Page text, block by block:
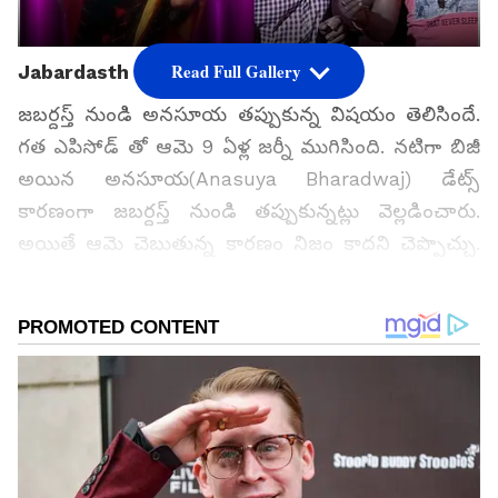
Jabardasth
జబర్దస్త్ నుండి అనసూయ తప్పుకున్న విషయం తెలిసిందే.
గత ఎపిసోడ్ తో ఆమె 9 ఏళ్ల జర్నీ ముగిసింది. నటిగా బిజీ
అయిన అనసూయ(Anasuya Bharadwaj) డేట్స్
కారణంగా జబర్దస్త్ నుండి తప్పుకున్నట్లు వెల్లడించారు.
అయితే ఆమె చెబుతున్న కారణం నిజం కాదని చెప్పొచ్చు.
గూగుల్‌లో ఆసక్తికరమైన సమాచారం కోసం ఏసియానెట్ తెలుగు
ను మీ ఫ్రిఫర్డ్ సోర్స్ గా ఎంచుకోండి
Read Full Gallery